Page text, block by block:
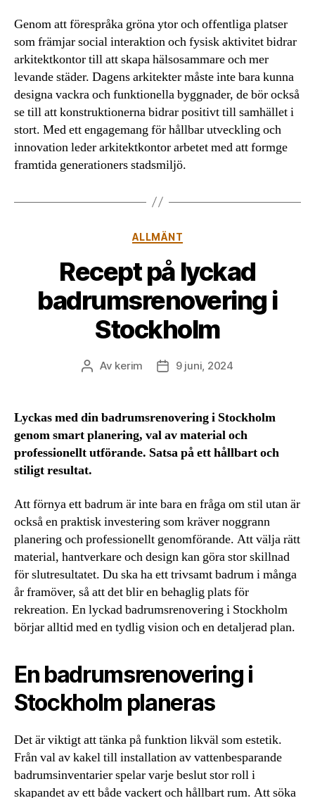
Genom att förespråka gröna ytor och offentliga platser
som främjar social interaktion och fysisk aktivitet bidrar
arkitektkontor till att skapa hälsosammare och mer
levande städer. Dagens arkitekter måste inte bara kunna
designa vackra och funktionella byggnader, de bör också
se till att konstruktionerna bidrar positivt till samhället i
stort. Med ett engagemang för hållbar utveckling och
innovation leder arkitektkontor arbetet med att formge
framtida generationers stadsmiljö.
Kategorier
ALLMÄNT
Recept på lyckad
badrumsrenovering i
Stockholm
Inläggsförfattare
Av kerim Inläggsdatum
9 juni, 2024
Lyckas med din badrumsrenovering i Stockholm
genom smart planering, val av material och
professionellt utförande. Satsa på ett hållbart och
stiligt resultat.
Att förnya ett badrum är inte bara en fråga om stil utan är
också en praktisk investering som kräver noggrann
planering och professionellt genomförande. Att välja rätt
material, hantverkare och design kan göra stor skillnad
för slutresultatet. Du ska ha ett trivsamt badrum i många
år framöver, så att det blir en behaglig plats för
rekreation. En lyckad badrumsrenovering i Stockholm
börjar alltid med en tydlig vision och en detaljerad plan.
En badrumsrenovering i
Stockholm planeras
Det är viktigt att tänka på funktion likväl som estetik.
Från val av kakel till installation av vattenbesparande
badrumsinventarier spelar varje beslut stor roll i
skapandet av ett både vackert och hållbart rum. Att söka